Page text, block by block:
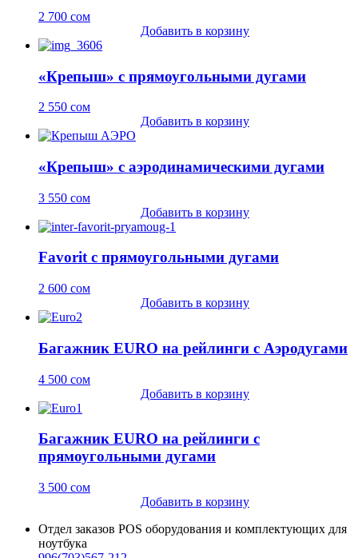
2 700 сом
Добавить в корзину
«Крепыш» с прямоугольными дугами
2 550 сом
Добавить в корзину
«Крепыш» с аэродинамическими дугами
3 550 сом
Добавить в корзину
Favorit с прямоугольными дугами
2 600 сом
Добавить в корзину
Багажник EURO на рейлинги c Аэродугами
4 500 сом
Добавить в корзину
Багажник EURO на рейлинги c
прямоугольными дугами
3 500 сом
Добавить в корзину
Отдел заказов POS оборудования и комплектующих для
ноутбука